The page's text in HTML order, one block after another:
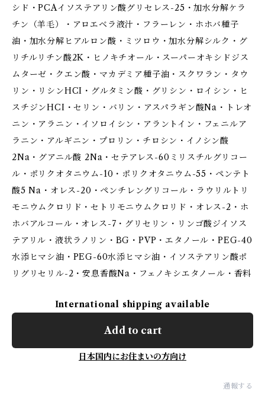
シド・PCAイソステアリン酸グリセレス-25・加水分解ケラ
チン（羊毛）・アロエベラ液汁・フラーレン・ホホバ種子
油・加水分解ヒアルロン酸・ミツロウ・加水分解シルク・グ
リチルリチン酸2K・ヒノキチオール・スーパーオキシドジス
ムターゼ・クエン酸・マカデミア種子油・スクワラン・タウ
リン・リシンHCI・グルタミン酸・グリシン・ロイシン・ヒ
スチジンHCI・セリン・バリン・アスパラギン酸Na・トレオ
ニン・アラニン・イソロイシン・アラントイン・フェニルア
ラニン・アルギニン・プロリン・チロシン・イノシン酸
2Na・グアニル酸 2Na・セテアレス-60ミリスチルグリコー
ル・ポリクオタニウム-10・ポリクオタニウム-55・ペンテト
酸5 Na・オレス-20・ペンチレングリコール・ラウリルトリ
モニウムクロリド・セトリモニウムクロリド・オレス-2・ホ
ホバアルコール・オレス-7・グリセリン・リンゴ酸ジイソス
テアリル・液状ラノリン・BG・PVP・エタノール・PEG-40
水添ヒマシ油・PEG-60水添ヒマシ油・イソステアリン酸ポ
リグリセリル-2・安息香酸Na・フェノキシエタノール・香料
International shipping available
Add to cart
日本国内にお住まいの方向け
通報する